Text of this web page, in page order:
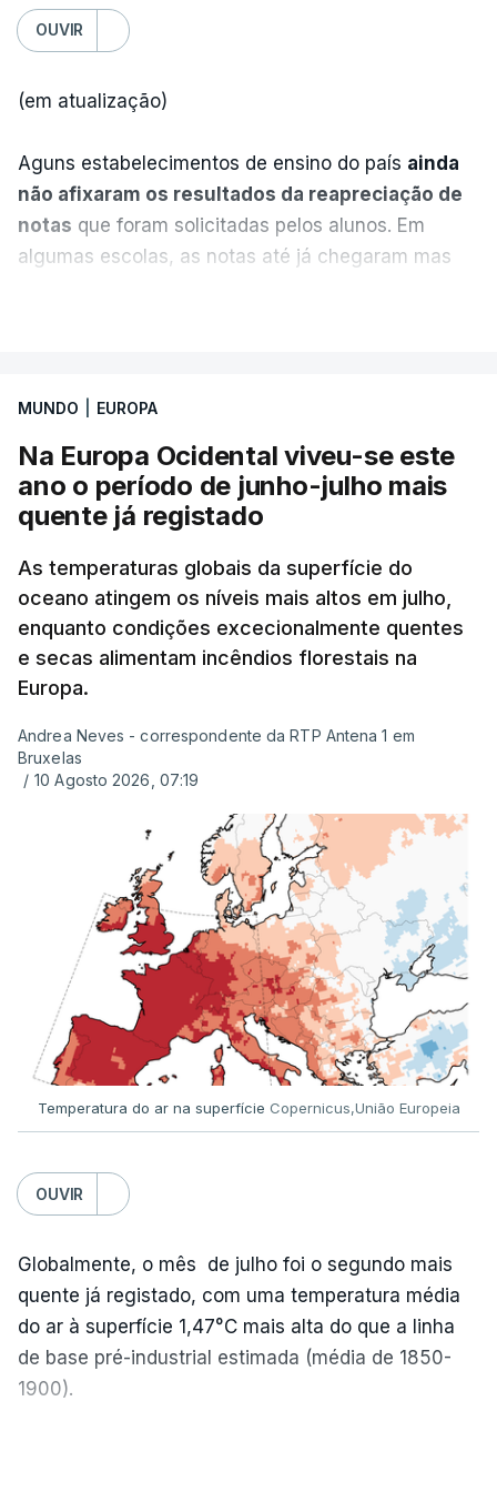
OUVIR
(em atualização)
Aguns estabelecimentos de ensino do país ainda
não afixaram os resultados da reapreciação de
notas que foram solicitadas pelos alunos. Em
algumas escolas, as notas até já chegaram mas
tinha chegado o resultado de
exames, mas ainda não tinham sido afixados.
Alguns encarregados de educação e alunos foram
até à escola para ver o resultado mas ainda não
tinha sido divulgado. Alguns pais apontam
incorreções e aguardam a atualização na
plataforma Inovar.
ERRO100
ERROR ON HTML5 MEDIA ELEMENT
ESTE CONTEÚDO ESTÁ NESTE
MOMENTO INDISPONÍVEL
Já a norte, na Escola Secundária de Rio Tinto, uma
outra equipa de reportagem confirmou quehá
mais de 100 pedidos de reapreciação de notas
que aguardam a divulgação.
Os resultados chegaram a ser enviados à escola
concretamente à 0h47, no entanto, ao início da
manhã a afixação ainda não tinha sido feita.
ERRO100
ERROR ON HTML5 MEDIA ELEMENT
MUNDO EUROPA
Na Europa Ocidental viveu-se este
ano o período de junho-julho mais
quente já registado
As temperaturas globais da superfície do
oceano atingem os níveis mais altos em julho,
enquanto condições excecionalmente quentes
e secas alimentam incêndios florestais na
Europa.
Andrea Neves - correspondente da RTP Antena 1 em
Bruxelas
/ 10 Agosto 2026, 07:19
Temperatura do ar na superfície Copernicus,União Europeia
OUVIR
Globalmente, o mês de julho foi o segundo mais
quente já registado, com uma temperatura média
do ar à superfície 1,47°C mais alta do que a linha
de base pré-industrial estimada (média de 1850-
1900).